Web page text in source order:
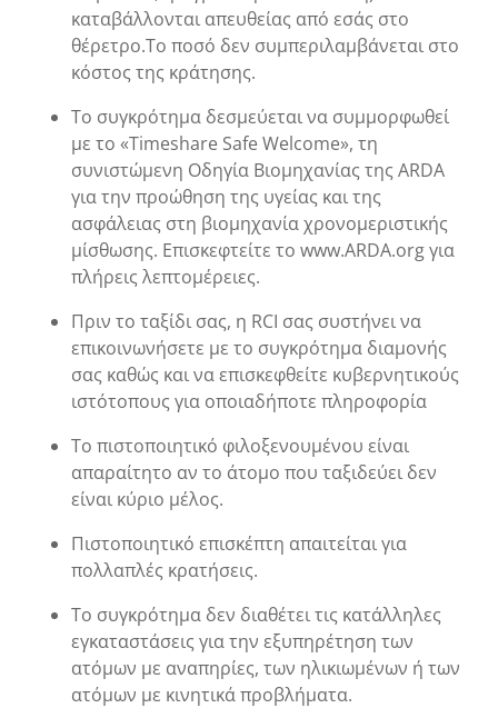
καταβάλλονται απευθείας από εσάς στο
θέρετρο.Το ποσό δεν συμπεριλαμβάνεται στο
κόστος της κράτησης.
Το συγκρότημα δεσμεύεται να συμμορφωθεί
με το «Timeshare Safe Welcome», τη
συνιστώμενη Οδηγία Βιομηχανίας της ARDA
για την προώθηση της υγείας και της
ασφάλειας στη βιομηχανία χρονομεριστικής
μίσθωσης. Επισκεφτείτε το www.ARDA.org για
πλήρεις λεπτομέρειες.
Πριν το ταξίδι σας, η RCI σας συστήνει να
επικοινωνήσετε με το συγκρότημα διαμονής
σας καθώς και να επισκεφθείτε κυβερνητικούς
ιστότοπους για οποιαδήποτε πληροφορία
Το πιστοποιητικό φιλοξενουμένου είναι
απαραίτητο αν το άτομο που ταξιδεύει δεν
είναι κύριο μέλος.
Πιστοποιητικό επισκέπτη απαιτείται για
πολλαπλές κρατήσεις.
Το συγκρότημα δεν διαθέτει τις κατάλληλες
εγκαταστάσεις για την εξυπηρέτηση των
ατόμων με αναπηρίες, των ηλικιωμένων ή των
ατόμων με κινητικά προβλήματα.